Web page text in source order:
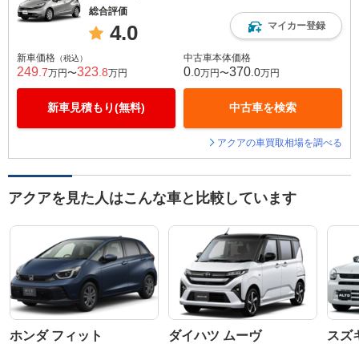
総合評価
4.0 マイカー登録
新車価格 （税込）
249 .7万円〜323 .8万円
新車見積もり(無料)
中古車本体価格
0 .0万円〜370 .0万円
中古車を検索
アクアの車買取相場を調べる
アクアを見た人はこんな車と比較しています
ホンダ フィット ダイハツ ムーヴ スズ